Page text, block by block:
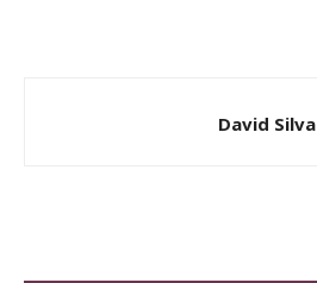
David Silva